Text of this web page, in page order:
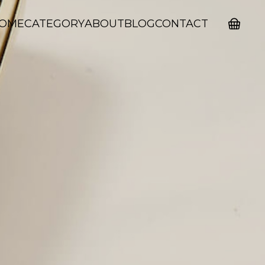
CATEGORYABOUTBLOGCONTACT